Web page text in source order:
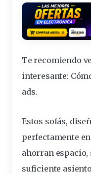
Te recomiendo
interesante:
ads.
Estos sofás,
perfectamente
ahorran espacio,
suficiente